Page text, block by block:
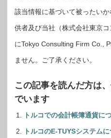
該当情報に基づいて被ったい
供者及び当社（株式会社東京
にTokyo Consulting Firm Co.,
ません。ご了承ください。
この記事を読んだ方は
でいます
トルコでの会計帳簿通貨に
トルコのE-TUYSシステム